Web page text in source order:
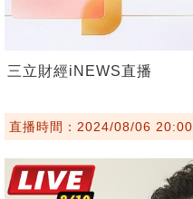
三立財經iNEWS直播
直播時間：2024/08/06 20:00